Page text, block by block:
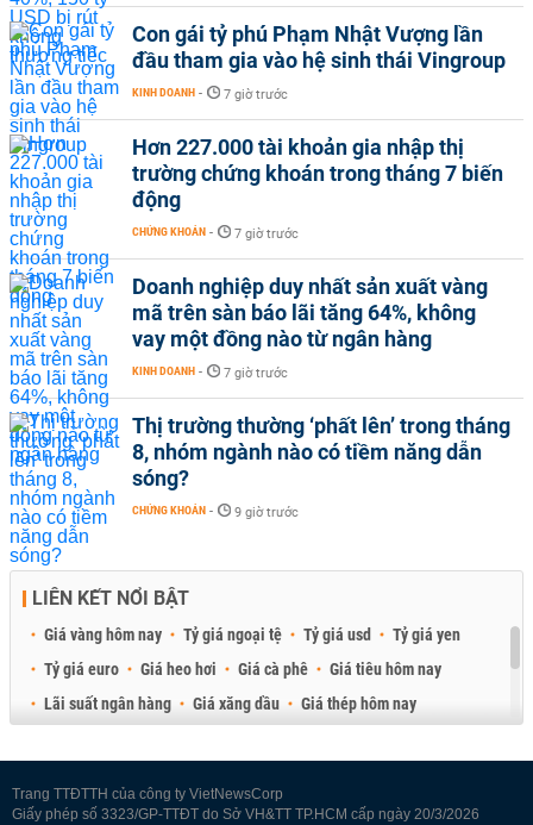
Con gái tỷ phú Phạm Nhật Vượng lần
đầu tham gia vào hệ sinh thái Vingroup
KINH DOANH - 7 giờ trước
Hơn 227.000 tài khoản gia nhập thị
trường chứng khoán trong tháng 7 biến
động
CHỨNG KHOÁN - 7 giờ trước
Doanh nghiệp duy nhất sản xuất vàng
mã trên sàn báo lãi tăng 64%, không
vay một đồng nào từ ngân hàng
KINH DOANH - 7 giờ trước
Thị trường thường ‘phất lên’ trong tháng
8, nhóm ngành nào có tiềm năng dẫn
sóng?
CHỨNG KHOÁN - 9 giờ trước
LIÊN KẾT NỔI BẬT
Giá vàng hôm nay Tỷ giá ngoại tệ Tỷ giá usd
Tỷ giá yen
Tỷ giá euro
Giá heo hơi Giá cà phê
Giá tiêu hôm nay
Lãi suất ngân hàng
Giá xăng dầu
Giá thép hôm nay
Trang TTĐTTH của công ty VietNewsCorp
Giấy phép số 3323/GP-TTĐT do Sở VH&TT TP.HCM cấp ngày 20/3/2026